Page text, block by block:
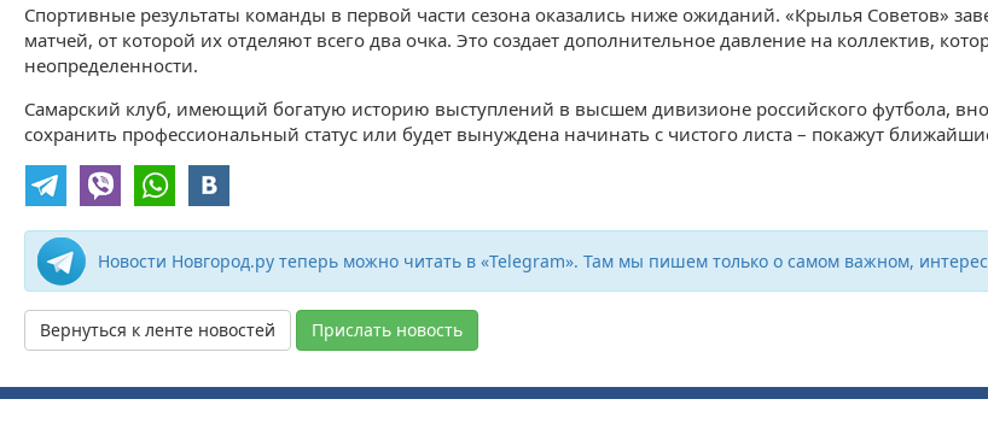
Спортивные результаты команды в первой части сезона оказались ниже ожиданий. «Крылья Советов»
матчей, от которой их отделяют всего два очка. Это создает дополнительное давление на коллектив,
неопределенности.
Самарский клуб, имеющий богатую историю выступлений в высшем дивизионе российского футбола,
сохранить профессиональный статус или будет вынуждена начинать с чистого листа – покажут
Новости Новгород.ру теперь можно читать в «Telegram». Там мы пишем только о самом важном,
Вернуться к ленте новостей Прислать новость